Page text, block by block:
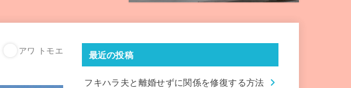
アワ トモエ 最近の投稿
フキハラ夫と離婚せずに関係を修復する方法